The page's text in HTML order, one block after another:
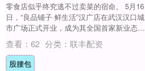
零食店似乎终究逃不过卖菜的宿命。 5月16
日，“良品铺子·鲜生活”汉广店在武汉汉口城
市广场正式开业，成为其全国首家新业态超
市。 从品类结构看，这家门店已不再只是....
查看： 62 分类： 联丰配资
股腰包